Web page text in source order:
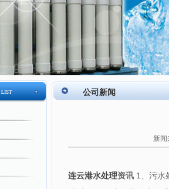
公司新闻
新
连云港水处理资讯 1、污水